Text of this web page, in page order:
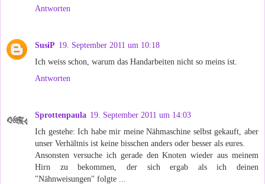
Antworten
SusiP 19. September 2011 um 10:18
Ich weiss schon, warum das Handarbeiten nicht so meins ist.
Antworten
Sprottenpaula 19. September 2011 um 14:03
Ich gestehe: Ich habe mir meine Nähmaschine selbst gekauft, aber
unser Verhältnis ist keine bisschen anders oder besser als eures.
Ansonsten versuche ich gerade den Knoten wieder aus meinem
Hirn zu bekommen, der sich ergab als ich deinen
"Nähnweisungen" folgte ...